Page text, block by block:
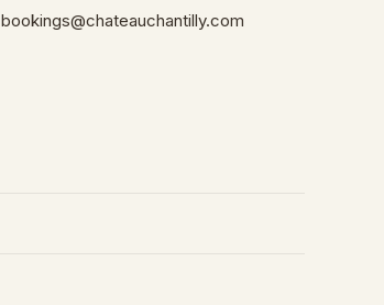
bookings@chateauchantilly.com